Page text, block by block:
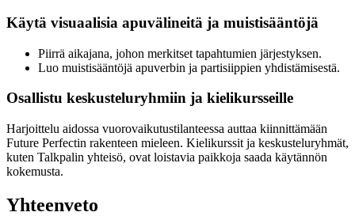
Käytä visuaalisia apuvälineitä ja muistisääntöjä
Piirrä aikajana, johon merkitset tapahtumien järjestyksen.
Luo muistisääntöjä apuverbin ja partisiippien yhdistämisestä.
Osallistu keskusteluryhmiin ja kielikursseille
Harjoittelu aidossa vuorovaikutustilanteessa auttaa kiinnittämään
Future Perfectin rakenteen mieleen. Kielikurssit ja keskusteluryhmät,
kuten Talkpalin yhteisö, ovat loistavia paikkoja saada käytännön
kokemusta.
Yhteenveto